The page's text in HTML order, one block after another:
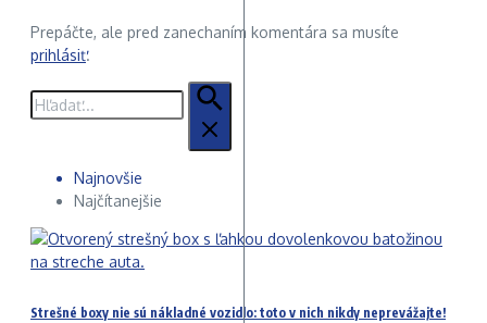
Prepáčte, ale pred zanechaním komentára sa musíte
prihlásiť.
Hľadať:
Najnovšie
Najčítanejšie
Strešné boxy nie sú nákladné vozidlo: toto v nich nikdy neprevážajte!